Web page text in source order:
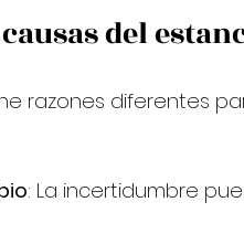
del
razones diferentes
: La incertidumbre